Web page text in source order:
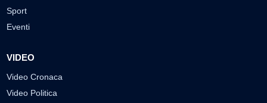
Sport
Eventi
VIDEO
Video Cronaca
Video Politica